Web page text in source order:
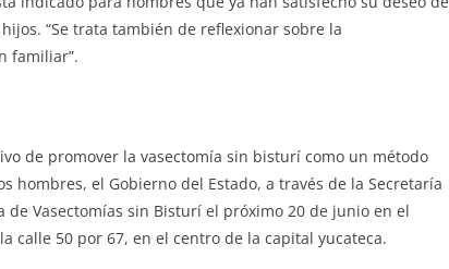
“Se trata también de reflexionar sobre la
familiar”.
de promover la vasectomía sin bisturí como un método
hombres, el Gobierno del Estado, a través de la Secretaría
de Vasectomías sin Bisturí el próximo 20 de junio en el
calle 50 por 67, en el centro de la capital yucateca.